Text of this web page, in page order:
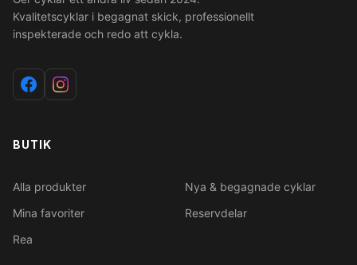
Kvalitetscyklar i begagnat skick, professionellt
inspekterade och redo att cykla.
BUTIK
Alla produkter
Nya & begagnade cyklar
Mina favoriter
Reservdelar
Rea